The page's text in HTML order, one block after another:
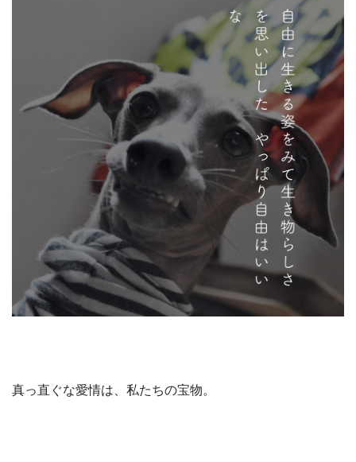
真っ直ぐな愛情は、私たちの宝物。